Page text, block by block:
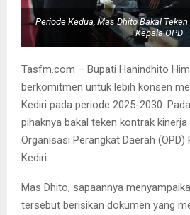
Periode Kedua, Mas Dhito Bakal
Kepala OPD
Tasfm.com – Bupati Hanindhito
berkomitmen untuk lebih konsen
Kediri pada periode 2025-2030.
pihaknya bakal teken kontrak
Organisasi Perangkat Daerah
Kediri.
Mas Dhito, sapaannya
tersebut berisikan dokumen yang